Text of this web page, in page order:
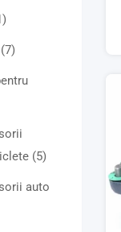
(7)
(5)
auto